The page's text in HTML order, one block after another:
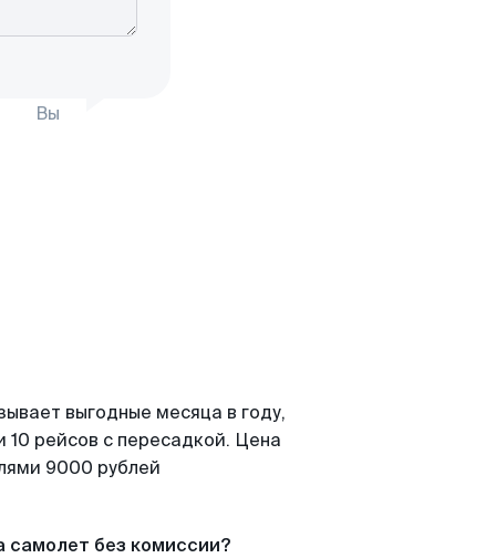
Вы
выгодные месяца в году,
рейсов с пересадкой. Цена
9000 рублей
самолет без комиссии?